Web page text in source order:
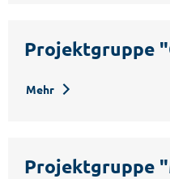
Projektgruppe
Mehr
Projektgruppe